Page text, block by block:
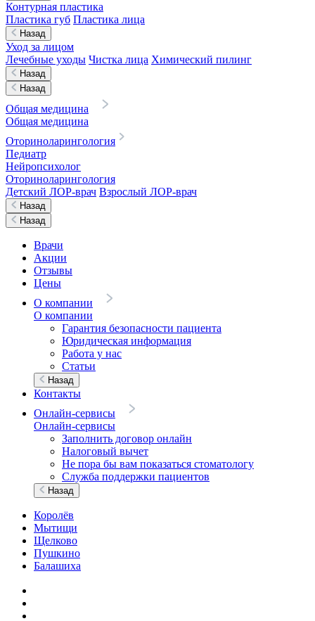
Контурная пластика
Пластика губ Пластика лица
Назад
Уход за лицом
Лечебные уходы Чистка лица Химический пилинг
Назад
Назад
Общая медицина
Общая медицина
Оториноларингология
Педиатр
Нейропсихолог
Оториноларингология
Детский ЛОР-врач Взрослый ЛОР-врач
Назад
Назад
Врачи
Акции
Отзывы
Цены
О компании
О компании
Гарантия безопасности пациента
Юридическая информация
Работа у нас
Статьи
Назад
Контакты
Онлайн-сервисы
Онлайн-сервисы
Заполнить договор онлайн
Налоговый вычет
Не пора бы вам показаться стоматологу
Служба поддержки пациентов
Назад
Королёв
Мытищи
Щелково
Пушкино
Балашиха